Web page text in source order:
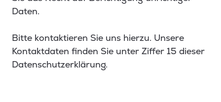
Daten.
Bitte kontaktieren Sie uns hierzu. Unsere
Kontaktdaten finden Sie unter Ziffer 15 dieser
Datenschutzerklärung.